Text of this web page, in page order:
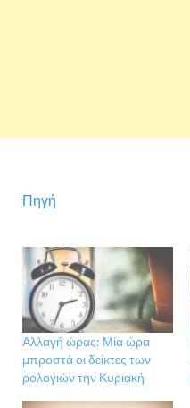
Πηγή
Αλλαγή ώρας: Μία ώρα
μπροστά οι δείκτες των
ρολογιών την Κυριακή